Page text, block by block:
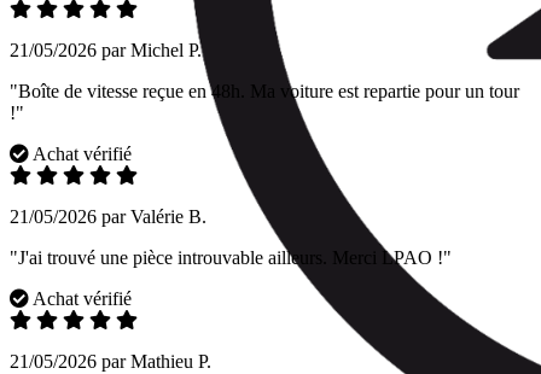
21/05/2026 par Michel P.
"Boîte de vitesse reçue en 48h. Ma voiture est repartie pour un tour
!"
Achat vérifié
21/05/2026 par Valérie B.
"J'ai trouvé une pièce introuvable ailleurs. Merci LPAO !"
Achat vérifié
21/05/2026 par Mathieu P.